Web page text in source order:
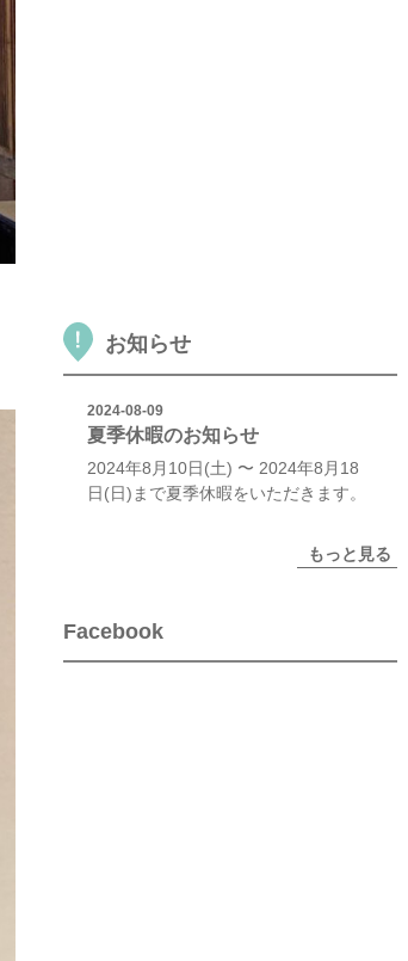
お知らせ
2024-08-09
夏季休暇のお知らせ
2024年8月10日(土) 〜 2024年8月18
日(日)まで夏季休暇をいただきます。
もっと見る
Facebook